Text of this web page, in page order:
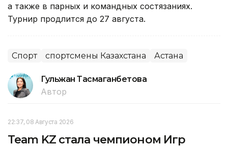
а также в парных и командных состязаниях.
Турнир продлится до 27 августа.
Спорт спортсмены Казахстана Астана
Гульжан Тасмаганбетова
Автор
22:37, 08 Августа 2026
Team KZ стала чемпионом Игр